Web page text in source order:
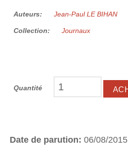
Auteurs: Jean-Paul LE BIHAN
Collection: Journaux
Quantité
Date de parution: 06/08/2015